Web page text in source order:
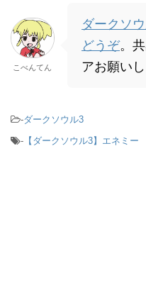
こべんてん
ダークソ
どうぞ。
アお願いし
-ダークソウル3
- 【ダークソウル3】エネミー